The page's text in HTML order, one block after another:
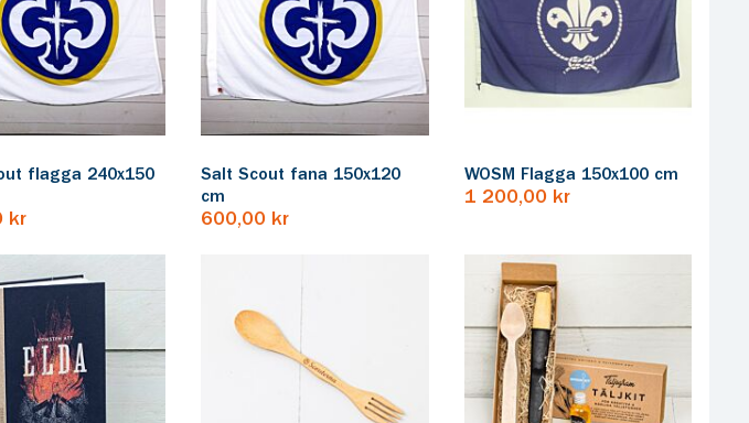
flagga 240x150
kr
Salt Scout fana 150x120
cm
600,00 kr
WOSM Flagga 150x100 cm
1 200,00 kr